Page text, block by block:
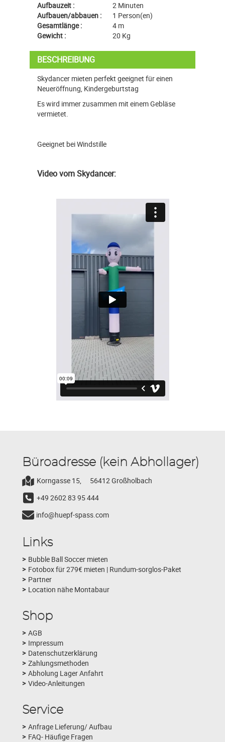
Aufbauzeit :
2 Minuten
Aufbauen/abbauen :
1 Person(en)
Gesamtlänge :
4 m
Gewicht :
20 Kg
BESCHREIBUNG
Skydancer mieten perfekt geeignet für einen
Neueröffnung, Kindergeburtstag
Es wird immer zusammen mit einem Gebläse
vermietet.
Geeignet bei Windstille
Video vom Skydancer:
Büroadresse (kein Abhollager)
Korngasse 15,
56412 Großholbach
+49 2602 83 95 444
info@huepf-spass.com
Links
Bubble Ball Soccer mieten
Fotobox für 279€ mieten | Rundum-sorglos-Paket
Partner
Location nähe Montabaur
Shop
AGB
Impressum
Datenschutzerklärung
Zahlungsmethoden
Abholung Lager Anfahrt
Video-Anleitungen
Service
Anfrage Lieferung/ Aufbau
FAQ- Häufige Fragen